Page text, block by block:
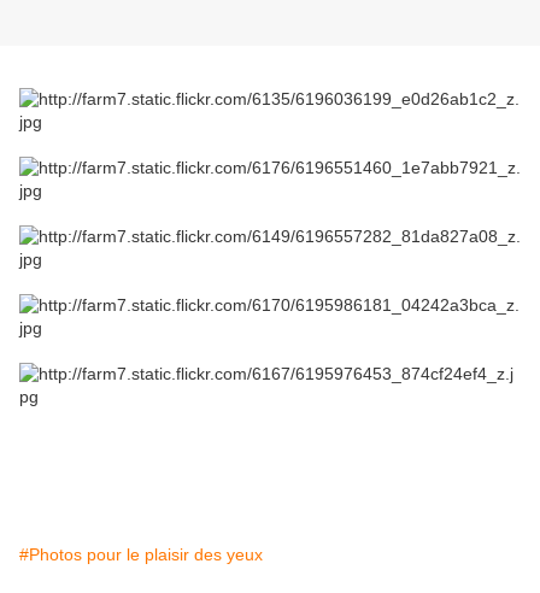
#Photos pour le plaisir des yeux